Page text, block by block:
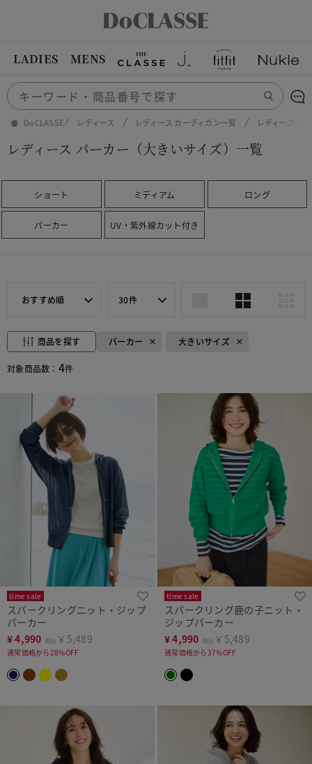
LADIES MENS
DoCLASSE レディース レディース カーディガン一覧 レディース パ
レディース パーカー（大きいサイズ）一覧
ショート ミディアム ロング
パーカー UV・紫外線カット付き
おすすめ順 30件
商品を探す パーカー 大きいサイズ
対象商品数： 4件
time sale
スパークリングニット・ジップ
パーカー
¥4,990 税込 ￥5,489
通常価格から28%OFF
time sale
スパークリング鹿の子ニット・
ジップパーカー
¥4,990 税込 ￥5,489
通常価格から37%OFF